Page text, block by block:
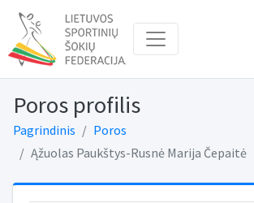
Poros profilis
Pagrindinis
Poros
Ąžuolas Paukštys-Rusnė Marija Čepaitė